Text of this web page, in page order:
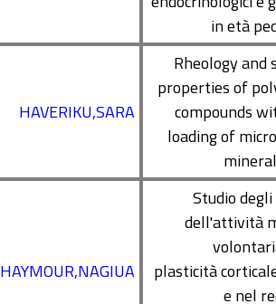
in età
HAVERIKU,SARA
Rheology and
properties of
compounds
loading of
HAYMOUR,NAGIUA
Studio
dell'attività
plasticità
e nel